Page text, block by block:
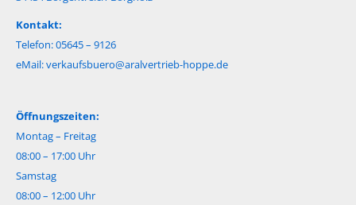
Kontakt:
Telefon: 05645 – 9126
eMail:verkaufsbuero@aralvertrieb-hoppe.de
Öffnungszeiten:
Montag – Freitag
08:00 – 17:00 Uhr
Samstag
08:00 – 12:00 Uhr